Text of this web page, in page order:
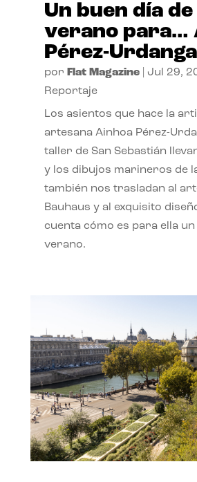
Un buen día de
verano para…
Pérez-
por Flat Magazine| Jul 29,
Reportaje
Los asientos que hace la
artesana Ainhoa Pérez-
taller de San Sebastián
y los dibujos marineros de
también nos trasladan al
Bauhaus y al exquisito
cuenta cómo es para ella un
verano.